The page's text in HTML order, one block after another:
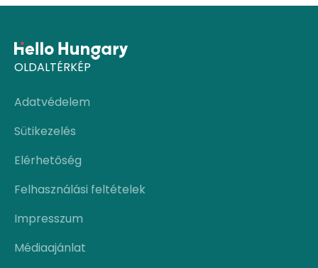
OLDALTÉRKÉP
Adatvédelem
Sütikezelés
Elérhetőség
Felhasználási feltételek
Impresszum
Médiaajánlat